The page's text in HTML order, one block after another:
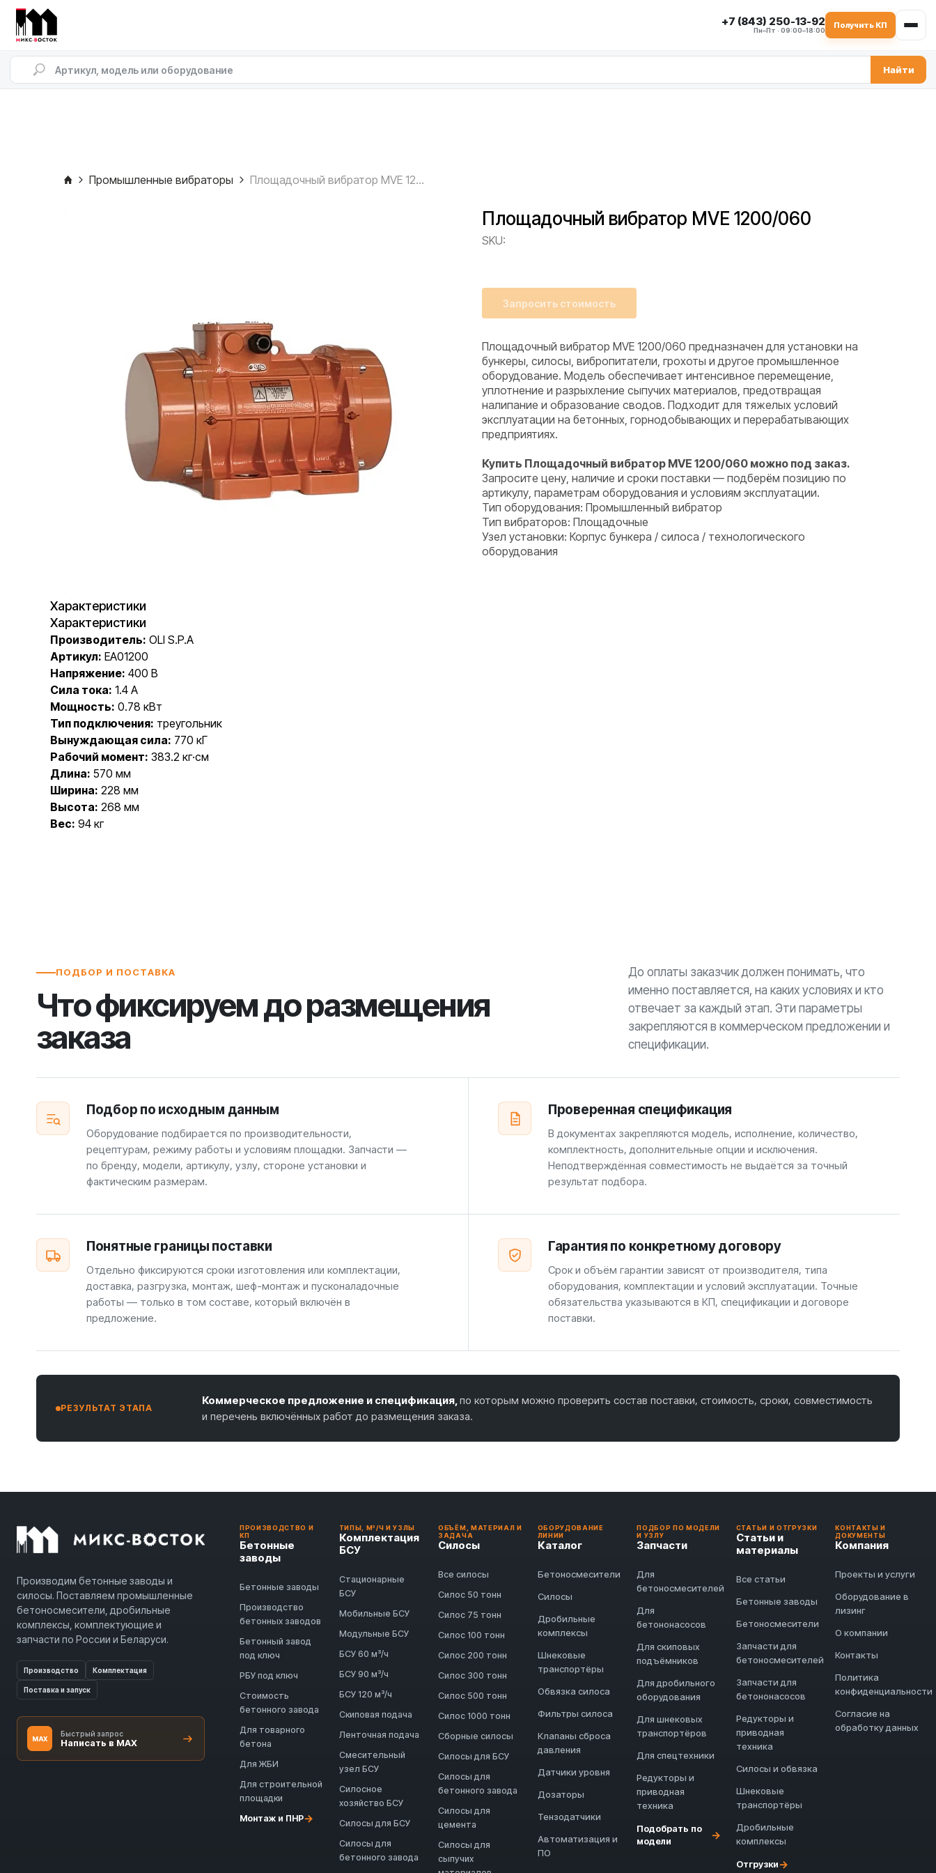
+7 (843) 250-13-92
Пн–Пт · 09:00–18:00
Получить КП
Найти
Промышленные вибраторы Площадочный вибратор MVE 1200/060
Площадочный вибратор MVE 1200/060
SKU:
Запросить стоимость
Площадочный вибратор MVE 1200/060 предназначен для установки на
бункеры, силосы, вибропитатели, грохоты и другое промышленное
оборудование. Модель обеспечивает интенсивное перемещение,
уплотнение и разрыхление сыпучих материалов, предотвращая
налипание и образование сводов. Подходит для тяжелых условий
эксплуатации на бетонных, горнодобывающих и перерабатывающих
предприятиях.
Купить Площадочный вибратор MVE 1200/060 можно под заказ.
Запросите цену, наличие и сроки поставки — подберём позицию по
артикулу, параметрам оборудования и условиям эксплуатации.
Тип оборудования: Промышленный вибратор
Тип вибраторов: Площадочные
Узел установки: Корпус бункера / силоса / технологического
оборудования
Характеристики
Характеристики
Производитель: OLI S.P.A
Артикул: EA01200
Напряжение: 400 В
Сила тока: 1.4 А
Мощность: 0.78 кВт
Тип подключения: треугольник
Вынуждающая сила: 770 кГ
Рабочий момент: 383.2 кг·см
Длина: 570 мм
Ширина: 228 мм
Высота: 268 мм
Вес: 94 кг
ПОДБОР И ПОСТАВКА
Что фиксируем до размещения
заказа
До оплаты заказчик должен понимать, что
именно поставляется, на каких условиях и кто
отвечает за каждый этап. Эти параметры
закрепляются в коммерческом предложении и
спецификации.
Подбор по исходным данным
Оборудование подбирается по производительности,
рецептурам, режиму работы и условиям площадки. Запчасти —
по бренду, модели, артикулу, узлу, стороне установки и
фактическим размерам.
Проверенная спецификация
В документах закрепляются модель, исполнение, количество,
комплектность, дополнительные опции и исключения.
Неподтверждённая совместимость не выдаётся за точный
результат подбора.
Понятные границы поставки
Отдельно фиксируются сроки изготовления или комплектации,
доставка, разгрузка, монтаж, шеф-монтаж и пусконаладочные
работы — только в том составе, который включён в
предложение.
Гарантия по конкретному договору
Срок и объём гарантии зависят от производителя, типа
оборудования, комплектации и условий эксплуатации. Точные
обязательства указываются в КП, спецификации и договоре
поставки.
РЕЗУЛЬТАТ ЭТАПА
Коммерческое предложение и спецификация,по которым можно проверить состав поставки, стоимость, сроки, совместимость
и перечень включённых работ до размещения заказа.
Производим бетонные заводы и
силосы. Поставляем промышленные
бетоносмесители, дробильные
комплексы, комплектующие и
запчасти по России и Беларуси.
Производство Комплектация
Поставка и запуск
MAX
Быстрый запрос
Написать в MAX
ПРОИЗВОДСТВО И
КП
Бетонные
заводы
Бетонные заводы
Производство
бетонных заводов
Бетонный завод
под ключ
РБУ под ключ
Стоимость
бетонного завода
Для товарного
бетона
Для ЖБИ
Для строительной
площадки
Монтаж и ПНР→
ТИПЫ, М³/Ч И УЗЛЫ
Комплектация
БСУ
Стационарные
БСУ
Мобильные БСУ
Модульные БСУ
БСУ 60 м³/ч
БСУ 90 м³/ч
БСУ 120 м³/ч
Скиповая подача
Ленточная подача
Смесительный
узел БСУ
Силосное
хозяйство БСУ
Силосы для БСУ
Силосы для
бетонного завода
ОБЪЁМ, МАТЕРИАЛ И
ЗАДАЧА
Силосы
Все силосы
Силос 50 тонн
Силос 75 тонн
Силос 100 тонн
Силос 200 тонн
Силос 300 тонн
Силос 500 тонн
Силос 1000 тонн
Сборные силосы
Силосы для БСУ
Силосы для
бетонного завода
Силосы для
цемента
Силосы для
сыпучих
ОБОРУДОВАНИЕ
ЛИНИИ
Каталог
Бетоносмесители
Силосы
Дробильные
комплексы
Шнековые
транспортёры
Обвязка силоса
Фильтры силоса
Клапаны сброса
давления
Датчики уровня
Дозаторы
Тензодатчики
Автоматизация и
ПО
ПОДБОР ПО МОДЕЛИ
И УЗЛУ
Запчасти
Для
бетоносмесителей
Для
бетононасосов
Для скиповых
подъёмников
Для дробильного
оборудования
Для шнековых
транспортёров
Для спецтехники
Редукторы и
приводная
техника
Подобрать по
модели
→
СТАТЬИ И ОТГРУЗКИ
Статьи и
материалы
Все статьи
Бетонные заводы
Бетоносмесители
Запчасти для
бетоносмесителей
Запчасти для
бетононасосов
Редукторы и
приводная
техника
Силосы и обвязка
Шнековые
транспортёры
Дробильные
комплексы
Отгрузки→
КОНТАКТЫ И
ДОКУМЕНТЫ
Компания
Проекты и услуги
Оборудование в
лизинг
О компании
Контакты
Политика
конфиденциальности
Согласие на
обработку данных